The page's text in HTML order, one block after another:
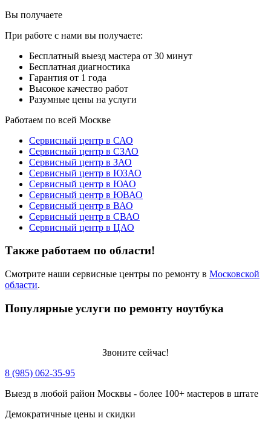
Вы получаете
При работе с нами вы получаете:
Бесплатный выезд мастера от 30 минут
Бесплатная диагностика
Гарантия от 1 года
Высокое качество работ
Разумные цены на услуги
Работаем по всей Москве
Сервисный центр в САО
Сервисный центр в СЗАО
Сервисный центр в ЗАО
Сервисный центр в ЮЗАО
Сервисный центр в ЮАО
Сервисный центр в ЮВАО
Сервисный центр в ВАО
Сервисный центр в СВАО
Сервисный центр в ЦАО
Также работаем по области!
Смотрите наши сервисные центры по ремонту в Московской
области.
Популярные услуги по ремонту ноутбука
Звоните сейчас!
8 (985) 062-35-95
Выезд в любой район Москвы - более 100+ мастеров в штате
Демократичные цены и скидки